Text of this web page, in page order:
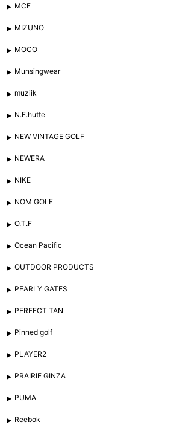
MCF
MIZUNO
MOCO
Munsingwear
muziik
N.E.hutte
NEW VINTAGE GOLF
NEWERA
NIKE
NOM GOLF
O.T.F
Ocean Pacific
OUTDOOR PRODUCTS
PEARLY GATES
PERFECT TAN
Pinned golf
PLAYER2
PRAIRIE GINZA
PUMA
Reebok